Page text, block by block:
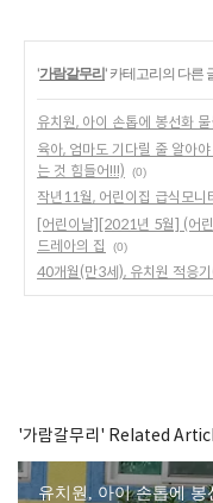
'가람갈무리' 카테고리의 다른
유치원, 아이 손톱에 봉선화 물
육아, 엄마도 기다릴 줄 알아
는 것 힘들어!!!)
(0)
작년11월, 어린이집 급식모니
[어린이날][2021년 5월] (어
드레아의 집
(0)
40개월(만3세), 유치원 적응
'가람갈무리' Related
유치원, 아이 손톱에 봉